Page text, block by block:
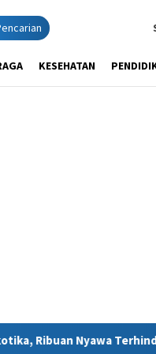
KESEHATAN
dari Bahaya